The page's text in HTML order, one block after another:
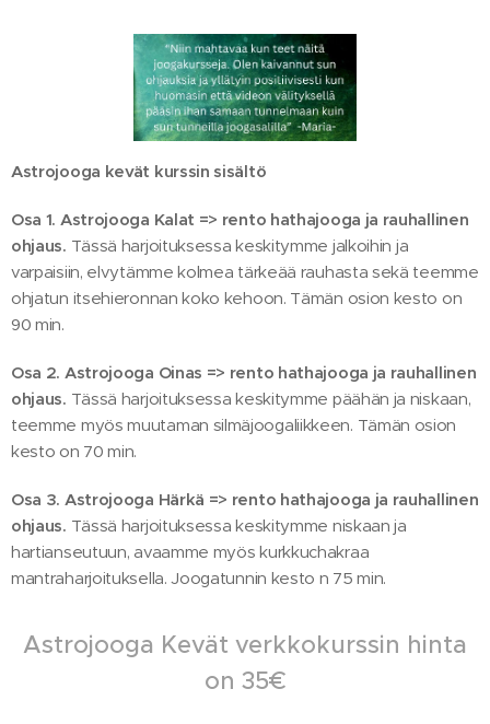
Astrojooga kevät kurssin sisältö
Osa 1. Astrojooga Kalat => rento hathajooga ja rauhallinen
ohjaus. Tässä harjoituksessa keskitymme jalkoihin ja
varpaisiin, elvytämme kolmea tärkeää rauhasta sekä teemme
ohjatun itsehieronnan koko kehoon. Tämän osion kesto on
90 min.
Osa 2. Astrojooga Oinas => rento hathajooga ja rauhallinen
ohjaus. Tässä harjoituksessa keskitymme päähän ja niskaan,
teemme myös muutaman silmäjoogaliikkeen. Tämän osion
kesto on 70 min.
Osa 3. Astrojooga Härkä => rento hathajooga ja rauhallinen
ohjaus. Tässä harjoituksessa keskitymme niskaan ja
hartianseutuun, avaamme myös kurkkuchakraa
mantraharjoituksella. Joogatunnin kesto n 75 min.
Astrojooga Kevät verkkokurssin hinta
on 35€